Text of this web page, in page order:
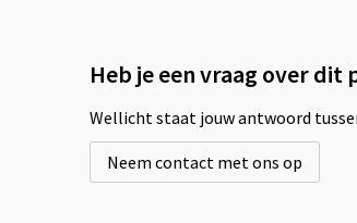
Heb je een vraag over dit
Wellicht staat jouw antwoord
Neem contact met ons op